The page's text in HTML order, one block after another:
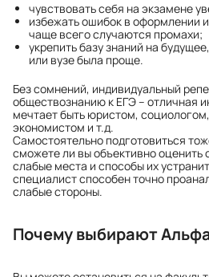
чувствовать себя на экзамене
избежать ошибок в оформлении
чаще всего случаются промахи;
укрепить базу знаний на
или вузе была проще.
Без сомнений, индивидуальный
обществознанию к ЕГЭ – отличная
мечтает быть юристом,
экономистом и т.д.
Самостоятельно подготовиться
сможете ли вы объективно оценить
слабые места и способы их
специалист способен точно
слабые стороны.
Почему выбирают